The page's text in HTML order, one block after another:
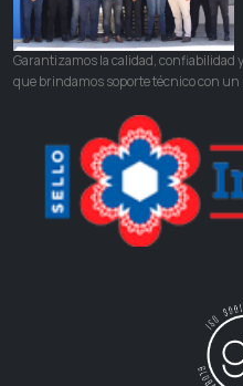
Garantizamos la calidad, confiabilidad
que brindamos soporte técnico con